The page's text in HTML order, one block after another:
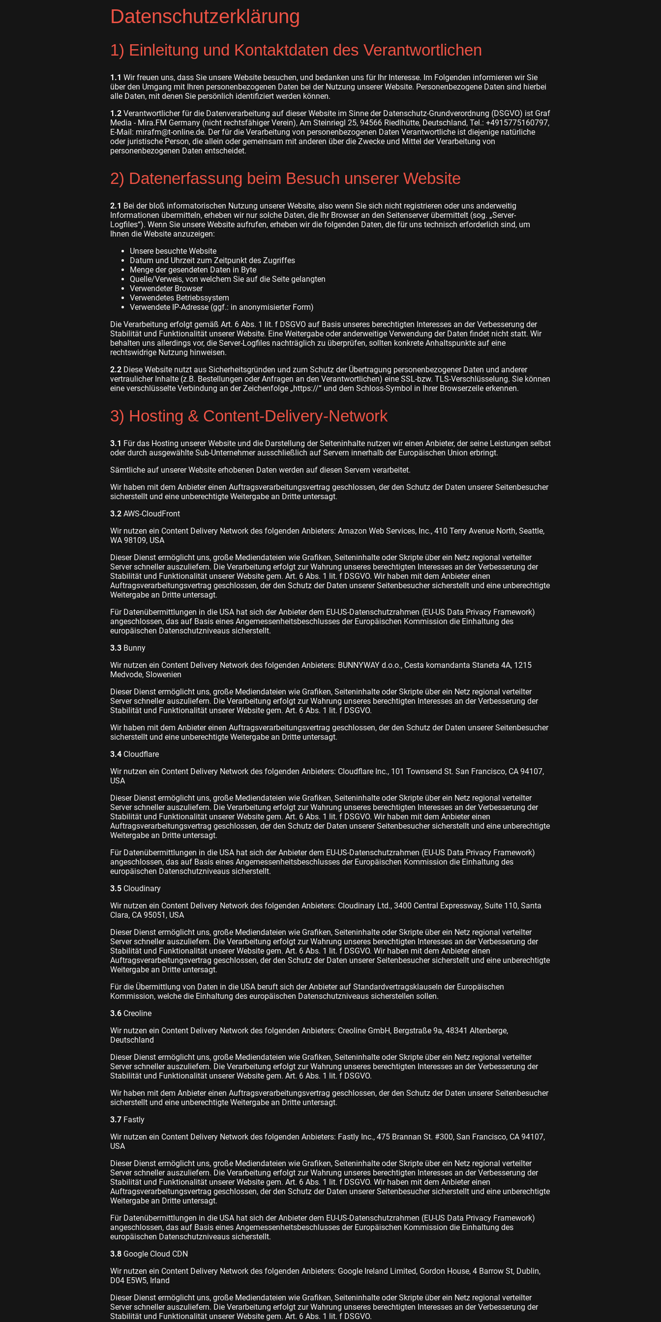
Datenschutzerklärung
1) Einleitung und Kontaktdaten des Verantwortlichen
1.1 Wir freuen uns, dass Sie unsere Website besuchen, und bedanken uns für Ihr Interesse. Im Folgenden informieren wir Sie
über den Umgang mit Ihren personenbezogenen Daten bei der Nutzung unserer Website. Personenbezogene Daten sind hierbei
alle Daten, mit denen Sie persönlich identifiziert werden können.
1.2 Verantwortlicher für die Datenverarbeitung auf dieser Website im Sinne der Datenschutz-Grundverordnung (DSGVO) ist Graf
Media - Mira.FM Germany (nicht rechtsfähiger Verein), Am Steinriegl 25, 94566 Riedlhütte, Deutschland, Tel.: +4915775160797,
E-Mail: mirafm@t-online.de. Der für die Verarbeitung von personenbezogenen Daten Verantwortliche ist diejenige natürliche
oder juristische Person, die allein oder gemeinsam mit anderen über die Zwecke und Mittel der Verarbeitung von
personenbezogenen Daten entscheidet.
2) Datenerfassung beim Besuch unserer Website
2.1 Bei der bloß informatorischen Nutzung unserer Website, also wenn Sie sich nicht registrieren oder uns anderweitig
Informationen übermitteln, erheben wir nur solche Daten, die Ihr Browser an den Seitenserver übermittelt (sog. „Server-
Logfiles“). Wenn Sie unsere Website aufrufen, erheben wir die folgenden Daten, die für uns technisch erforderlich sind, um
Ihnen die Website anzuzeigen:
Unsere besuchte Website
Datum und Uhrzeit zum Zeitpunkt des Zugriffes
Menge der gesendeten Daten in Byte
Quelle/Verweis, von welchem Sie auf die Seite gelangten
Verwendeter Browser
Verwendetes Betriebssystem
Verwendete IP-Adresse (ggf.: in anonymisierter Form)
Die Verarbeitung erfolgt gemäß Art. 6 Abs. 1 lit. f DSGVO auf Basis unseres berechtigten Interesses an der Verbesserung der
Stabilität und Funktionalität unserer Website. Eine Weitergabe oder anderweitige Verwendung der Daten findet nicht statt. Wir
behalten uns allerdings vor, die Server-Logfiles nachträglich zu überprüfen, sollten konkrete Anhaltspunkte auf eine
rechtswidrige Nutzung hinweisen.
2.2 Diese Website nutzt aus Sicherheitsgründen und zum Schutz der Übertragung personenbezogener Daten und anderer
vertraulicher Inhalte (z.B. Bestellungen oder Anfragen an den Verantwortlichen) eine SSL-bzw. TLS-Verschlüsselung. Sie können
eine verschlüsselte Verbindung an der Zeichenfolge „https://“ und dem Schloss-Symbol in Ihrer Browserzeile erkennen.
3) Hosting & Content-Delivery-Network
3.1 Für das Hosting unserer Website und die Darstellung der Seiteninhalte nutzen wir einen Anbieter, der seine Leistungen selbst
oder durch ausgewählte Sub-Unternehmer ausschließlich auf Servern innerhalb der Europäischen Union erbringt.
Sämtliche auf unserer Website erhobenen Daten werden auf diesen Servern verarbeitet.
Wir haben mit dem Anbieter einen Auftragsverarbeitungsvertrag geschlossen, der den Schutz der Daten unserer Seitenbesucher
sicherstellt und eine unberechtigte Weitergabe an Dritte untersagt.
3.2 AWS-CloudFront
Wir nutzen ein Content Delivery Network des folgenden Anbieters: Amazon Web Services, Inc., 410 Terry Avenue North, Seattle,
WA 98109, USA
Dieser Dienst ermöglicht uns, große Mediendateien wie Grafiken, Seiteninhalte oder Skripte über ein Netz regional verteilter
Server schneller auszuliefern. Die Verarbeitung erfolgt zur Wahrung unseres berechtigten Interesses an der Verbesserung der
Stabilität und Funktionalität unserer Website gem. Art. 6 Abs. 1 lit. f DSGVO. Wir haben mit dem Anbieter einen
Auftragsverarbeitungsvertrag geschlossen, der den Schutz der Daten unserer Seitenbesucher sicherstellt und eine unberechtigte
Weitergabe an Dritte untersagt.
Für Datenübermittlungen in die USA hat sich der Anbieter dem EU-US-Datenschutzrahmen (EU-US Data Privacy Framework)
angeschlossen, das auf Basis eines Angemessenheitsbeschlusses der Europäischen Kommission die Einhaltung des
europäischen Datenschutzniveaus sicherstellt.
3.3 Bunny
Wir nutzen ein Content Delivery Network des folgenden Anbieters: BUNNYWAY d.o.o., Cesta komandanta Staneta 4A, 1215
Medvode, Slowenien
Dieser Dienst ermöglicht uns, große Mediendateien wie Grafiken, Seiteninhalte oder Skripte über ein Netz regional verteilter
Server schneller auszuliefern. Die Verarbeitung erfolgt zur Wahrung unseres berechtigten Interesses an der Verbesserung der
Stabilität und Funktionalität unserer Website gem. Art. 6 Abs. 1 lit. f DSGVO.
Wir haben mit dem Anbieter einen Auftragsverarbeitungsvertrag geschlossen, der den Schutz der Daten unserer Seitenbesucher
sicherstellt und eine unberechtigte Weitergabe an Dritte untersagt.
3.4 Cloudflare
Wir nutzen ein Content Delivery Network des folgenden Anbieters: Cloudflare Inc., 101 Townsend St. San Francisco, CA 94107,
USA
Dieser Dienst ermöglicht uns, große Mediendateien wie Grafiken, Seiteninhalte oder Skripte über ein Netz regional verteilter
Server schneller auszuliefern. Die Verarbeitung erfolgt zur Wahrung unseres berechtigten Interesses an der Verbesserung der
Stabilität und Funktionalität unserer Website gem. Art. 6 Abs. 1 lit. f DSGVO. Wir haben mit dem Anbieter einen
Auftragsverarbeitungsvertrag geschlossen, der den Schutz der Daten unserer Seitenbesucher sicherstellt und eine unberechtigte
Weitergabe an Dritte untersagt.
Für Datenübermittlungen in die USA hat sich der Anbieter dem EU-US-Datenschutzrahmen (EU-US Data Privacy Framework)
angeschlossen, das auf Basis eines Angemessenheitsbeschlusses der Europäischen Kommission die Einhaltung des
europäischen Datenschutzniveaus sicherstellt.
3.5 Cloudinary
Wir nutzen ein Content Delivery Network des folgenden Anbieters: Cloudinary Ltd., 3400 Central Expressway, Suite 110, Santa
Clara, CA 95051, USA
Dieser Dienst ermöglicht uns, große Mediendateien wie Grafiken, Seiteninhalte oder Skripte über ein Netz regional verteilter
Server schneller auszuliefern. Die Verarbeitung erfolgt zur Wahrung unseres berechtigten Interesses an der Verbesserung der
Stabilität und Funktionalität unserer Website gem. Art. 6 Abs. 1 lit. f DSGVO. Wir haben mit dem Anbieter einen
Auftragsverarbeitungsvertrag geschlossen, der den Schutz der Daten unserer Seitenbesucher sicherstellt und eine unberechtigte
Weitergabe an Dritte untersagt.
Für die Übermittlung von Daten in die USA beruft sich der Anbieter auf Standardvertragsklauseln der Europäischen
Kommission, welche die Einhaltung des europäischen Datenschutzniveaus sicherstellen sollen.
3.6 Creoline
Wir nutzen ein Content Delivery Network des folgenden Anbieters: Creoline GmbH, Bergstraße 9a, 48341 Altenberge,
Deutschland
Dieser Dienst ermöglicht uns, große Mediendateien wie Grafiken, Seiteninhalte oder Skripte über ein Netz regional verteilter
Server schneller auszuliefern. Die Verarbeitung erfolgt zur Wahrung unseres berechtigten Interesses an der Verbesserung der
Stabilität und Funktionalität unserer Website gem. Art. 6 Abs. 1 lit. f DSGVO.
Wir haben mit dem Anbieter einen Auftragsverarbeitungsvertrag geschlossen, der den Schutz der Daten unserer Seitenbesucher
sicherstellt und eine unberechtigte Weitergabe an Dritte untersagt.
3.7 Fastly
Wir nutzen ein Content Delivery Network des folgenden Anbieters: Fastly Inc., 475 Brannan St. #300, San Francisco, CA 94107,
USA
Dieser Dienst ermöglicht uns, große Mediendateien wie Grafiken, Seiteninhalte oder Skripte über ein Netz regional verteilter
Server schneller auszuliefern. Die Verarbeitung erfolgt zur Wahrung unseres berechtigten Interesses an der Verbesserung der
Stabilität und Funktionalität unserer Website gem. Art. 6 Abs. 1 lit. f DSGVO. Wir haben mit dem Anbieter einen
Auftragsverarbeitungsvertrag geschlossen, der den Schutz der Daten unserer Seitenbesucher sicherstellt und eine unberechtigte
Weitergabe an Dritte untersagt.
Für Datenübermittlungen in die USA hat sich der Anbieter dem EU-US-Datenschutzrahmen (EU-US Data Privacy Framework)
angeschlossen, das auf Basis eines Angemessenheitsbeschlusses der Europäischen Kommission die Einhaltung des
europäischen Datenschutzniveaus sicherstellt.
3.8 Google Cloud CDN
Wir nutzen ein Content Delivery Network des folgenden Anbieters: Google Ireland Limited, Gordon House, 4 Barrow St, Dublin,
D04 E5W5, Irland
Dieser Dienst ermöglicht uns, große Mediendateien wie Grafiken, Seiteninhalte oder Skripte über ein Netz regional verteilter
Server schneller auszuliefern. Die Verarbeitung erfolgt zur Wahrung unseres berechtigten Interesses an der Verbesserung der
Stabilität und Funktionalität unserer Website gem. Art. 6 Abs. 1 lit. f DSGVO.